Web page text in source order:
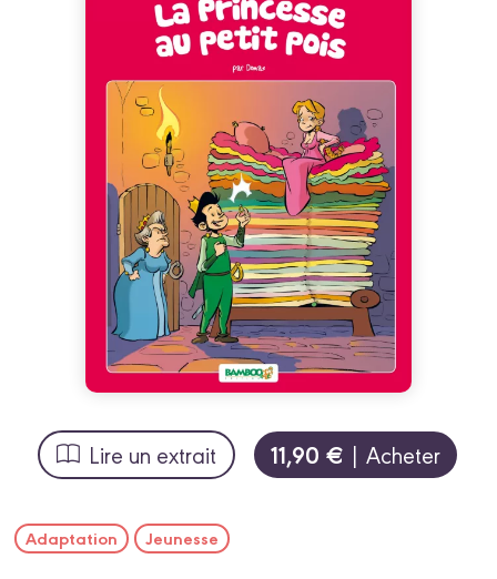
Lire un extrait 11,90 € | Acheter
Adaptation Jeunesse